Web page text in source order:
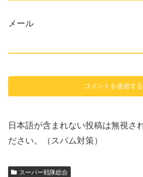
メール
日本語が含まれない投稿は無視さ
ださい。（スパム対策）
スーパー戦隊総合